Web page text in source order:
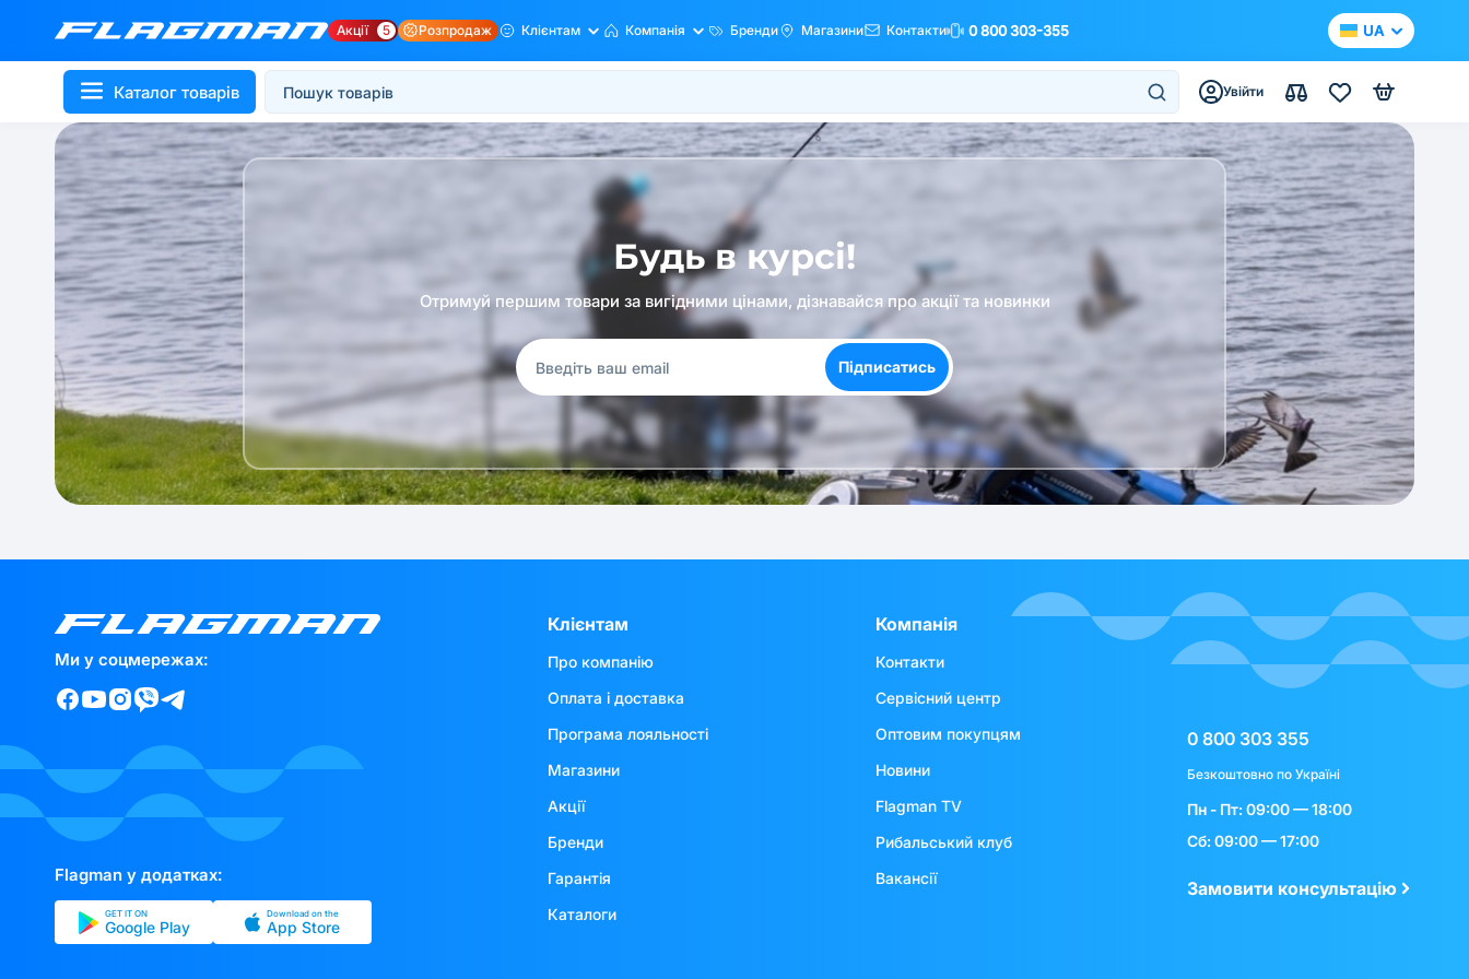
Акції 5 Розпродаж Клієнтам Компанія Бренди Магазини Контакти 0 800 303-355 UA
Каталог товарів Увійти
Будь в курсі!
Отримуй першим товари за вигідними цінами, дізнавайся про акції та новинки
Підписатись
Ми у соцмережах:
Flagman у додатках:
GET IT ON
Google Play
Download on the
App Store
Клієнтам
Про компанію
Оплата і доставка
Програма лояльності
Магазини
Акції
Бренди
Гарантія
Каталоги
Компанія
Контакти
Сервісний центр
Оптовим покупцям
Новини
Flagman TV
Рибальський клуб
Вакансії
0 800 303 355
Безкоштовно по Україні
Пн - Пт: 09:00 — 18:00
Сб: 09:00 — 17:00
Замовити консультацію